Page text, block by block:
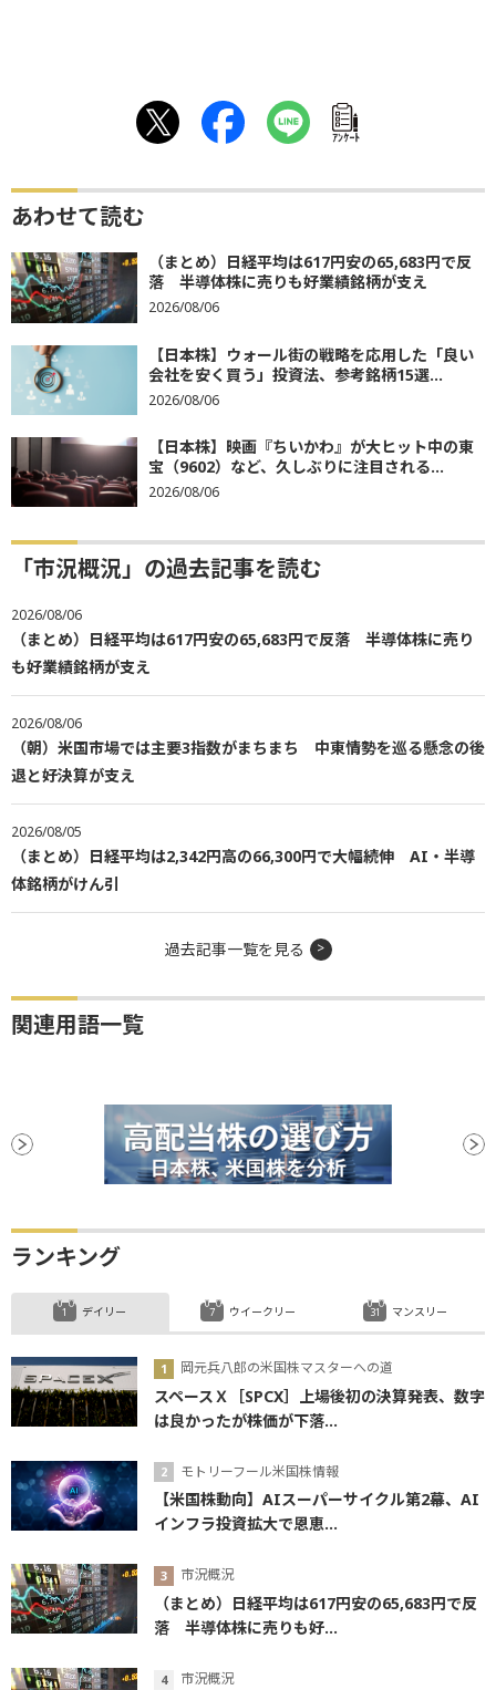
ｱﾝｹｰﾄ
あわせて読む
（まとめ）日経平均は617円安の65,683円で反
落 半導体株に売りも好業績銘柄が支え
2026/08/06
【日本株】ウォール街の戦略を応用した「良い
会社を安く買う」投資法、参考銘柄15選...
2026/08/06
【日本株】映画『ちいかわ』が大ヒット中の東
宝（9602）など、久しぶりに注目される...
2026/08/06
「市況概況」の過去記事を読む
2026/08/06
（まとめ）日経平均は617円安の65,683円で反落 半導体株に売り
も好業績銘柄が支え
2026/08/06
（朝）米国市場では主要3指数がまちまち 中東情勢を巡る懸念の後
退と好決算が支え
2026/08/05
（まとめ）日経平均は2,342円高の66,300円で大幅続伸 AI・半導
体銘柄がけん引
過去記事一覧を見る
関連用語一覧
ランキング
デイリー
岡元兵八郎の米国株マスターへの道
スペースＸ［SPCX］上場後初の決算発表、数字
は良かったが株価が下落...
モトリーフール米国株情報
【米国株動向】AIスーパーサイクル第2幕、AI
インフラ投資拡大で恩恵...
市況概況
（まとめ）日経平均は617円安の65,683円で反
落 半導体株に売りも好...
市況概況
ウイークリー マンスリー